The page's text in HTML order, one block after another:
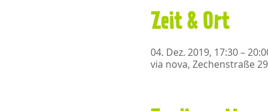
Zeit & Ort
04. Dez. 2019, 17:30 –
via nova, Zechenstraße